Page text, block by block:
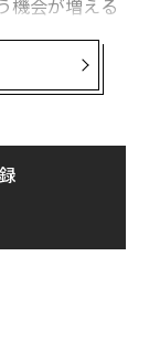
売中
らから
機会が増える
％の家庭が
これは良い
を向上させる